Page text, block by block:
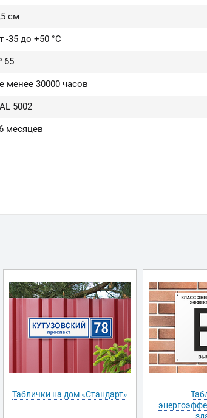
см
-35 до +50 °C
65
менее 30000 часов
5002
месяцев
Таблички на дом «Стандарт»